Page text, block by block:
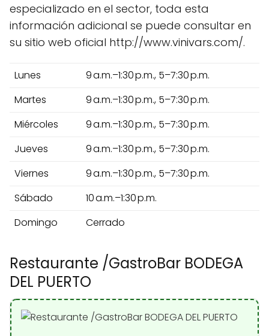
especializado en el sector, toda esta
información adicional se puede consultar en
su sitio web oficial http://www.vinivars.com/.
Lunes
9 a.m.–1:30 p.m., 5–7:30 p.m.
Martes
9 a.m.–1:30 p.m., 5–7:30 p.m.
Miércoles
9 a.m.–1:30 p.m., 5–7:30 p.m.
Jueves
9 a.m.–1:30 p.m., 5–7:30 p.m.
Viernes
9 a.m.–1:30 p.m., 5–7:30 p.m.
Sábado
10 a.m.–1:30 p.m.
Domingo
Cerrado
Restaurante /GastroBar BODEGA
DEL PUERTO